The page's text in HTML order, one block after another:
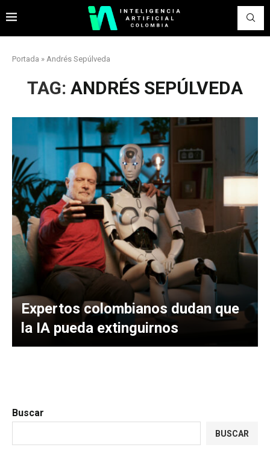
Portada » Andrés Sepúlveda
TAG: ANDRÉS SEPÚLVEDA
Expertos colombianos dudan que
la IA pueda extinguirnos
Buscar
BUSCAR